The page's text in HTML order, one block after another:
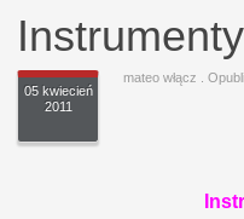
mateo włącz
05 kwiecień
2011
.